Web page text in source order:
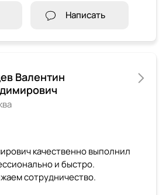
Написать
Валентин
качественно выполнил
и быстро.
сотрудничество.